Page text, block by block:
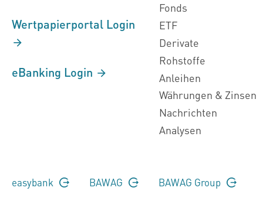
Wertpapierportal Login
eBanking Login
Fonds
ETF
Derivate
Rohstoffe
Anleihen
Währungen & Zinsen
Nachrichten
Analysen
easybank BAWAG BAWAG Group